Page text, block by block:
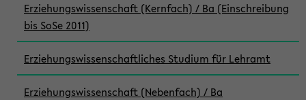
Erziehungswissenschaft (Kernfach) / Ba (Einschreibung
bis SoSe 2011)
Erziehungswissenschaftliches Studium für Lehramt
Erziehungswissenschaft (Nebenfach) / Ba